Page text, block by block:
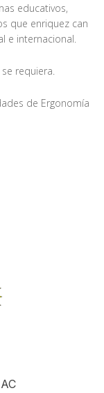
educativos,
que enriquez can
e internacional.
requiera.
de Ergonomía